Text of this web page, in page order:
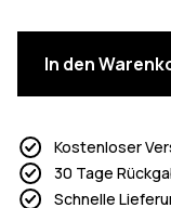
In den
Kostenloser
30 Tage
Schnelle